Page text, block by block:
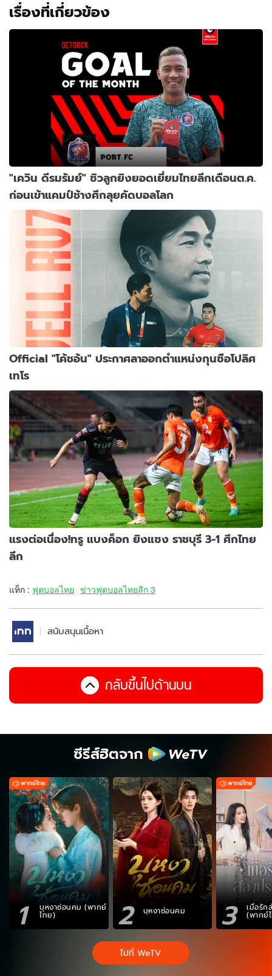
เรื่องที่เกี่ยวข้อง
"เควิน ดีรมรัมย์" ซิวลูกยิงยอดเยี่ยมไทยลีกเดือนต.ค.
ก่อนเข้าแคมป์ช้างศึกลุยคัดบอลโลก
Official "โค้ชอ้น" ประกาศลาออกตำแหน่งกุนซือโปลิศ
เทโร
แรงต่อเนื่อง!ทรู แบงค็อก ยิงแซง ราชบุรี 3-1 ศึกไทย
ลีก
แท็ก : ฟุตบอลไทย ข่าวฟุตบอลไทยลีก 3
สนับสนุนเนื้อหา
กลับขึ้นไปด้านบน
ซีรีส์ฮิตจาก
1 บุหงาซ่อนคม (พากย์
ไทย) 2 บุหงาซ่อนคม 3 เมื่อรัก
(พากย์
ไปที่ WeTV